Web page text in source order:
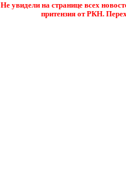
Не увидели на странице всех
притензия от РКН.